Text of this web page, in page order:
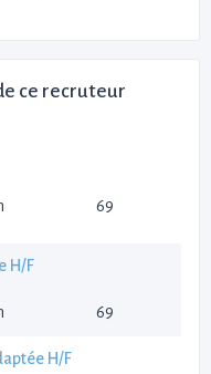
ce recruteur
69
H/F
69
H/F